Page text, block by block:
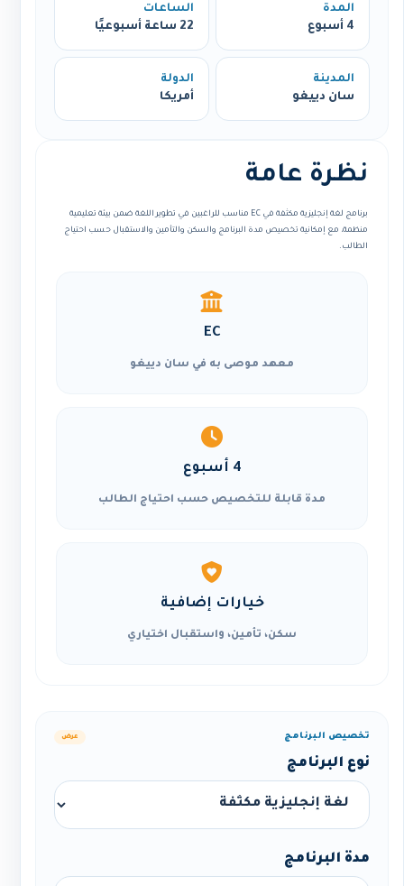
المدة
4 أسبوع
الساعات
22 ساعة أسبوعيًا
المدينة
سان دييغو
الدولة
أمريكا
نظرة عامة
برنامج لغة إنجليزية مكثفة في EC مناسب للراغبين في تطوير اللغة ضمن بيئة تعليمية
منظمة، مع إمكانية تخصيص مدة البرنامج والسكن والتأمين والاستقبال حسب احتياج
الطالب.
EC
معهد موصى به في سان دييغو
4 أسبوع
مدة قابلة للتخصيص حسب احتياج الطالب
خيارات إضافية
سكن، تأمين، واستقبال اختياري
تخصيص البرنامج عرض
نوع البرنامج
مدة البرنامج